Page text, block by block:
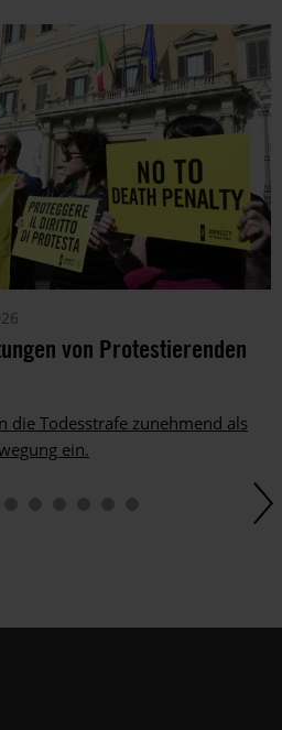
von Protestierenden
die Todesstrafe zunehmend als
ein.